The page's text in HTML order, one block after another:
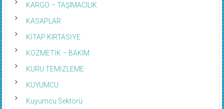
KARGO – TAŞIMACILIK
KASAPLAR
KİTAP KIRTASİYE
KOZMETİK – BAKIM
KURU TEMİZLEME
KUYUMCU
Kuyumcu Sektörü